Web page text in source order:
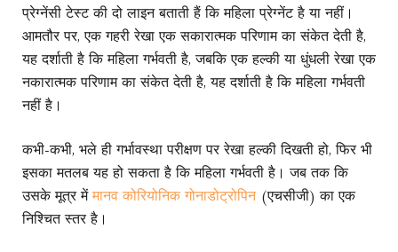
प्रेग्नेंसी टेस्ट की दो लाइन बताती हैं कि महिला प्रेग्नेंट है या नहीं।
आमतौर पर, एक गहरी रेखा एक सकारात्मक परिणाम का संकेत देती है,
यह दर्शाती है कि महिला गर्भवती है, जबकि एक हल्की या धुंधली रेखा एक
नकारात्मक परिणाम का संकेत देती है, यह दर्शाती है कि महिला गर्भवती
नहीं है।
कभी-कभी, भले ही गर्भावस्था परीक्षण पर रेखा हल्की दिखती हो, फिर भी
इसका मतलब यह हो सकता है कि महिला गर्भवती है। जब तक कि
उसके मूत्र मेंमानव कोरियोनिक गोनाडोट्रोपिन(एचसीजी) का एक
निश्चित स्तर है।